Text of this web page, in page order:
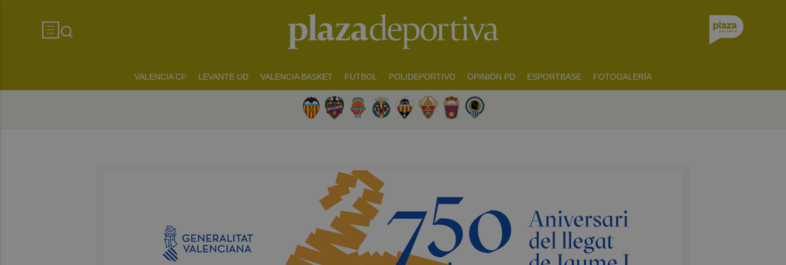
VALENCIA CF LEVANTE UD VALENCIA BASKET FUTBOL POLIDEPORTIVO OPINIÓN PD ESPORTBASE FOTOGALERÍA